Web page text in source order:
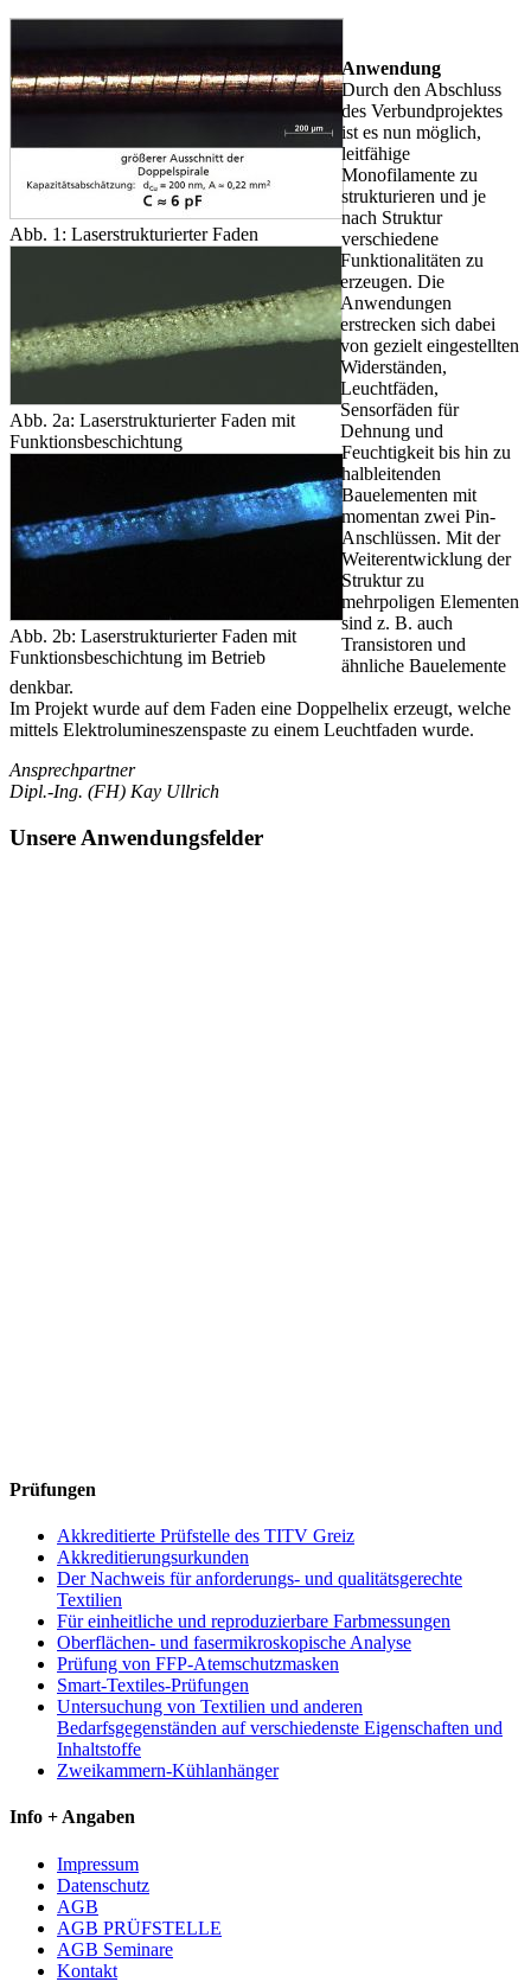
Abb. 1: Laserstrukturierter Faden
Abb. 2a: Laserstrukturierter Faden mit
Funktionsbeschichtung
Abb. 2b: Laserstrukturierter Faden mit
Funktionsbeschichtung im Betrieb
Anwendung
Durch den Abschluss
des Verbundprojektes
ist es nun möglich,
leitfähige
Monofilamente zu
strukturieren und je
nach Struktur
verschiedene
Funktionalitäten zu
erzeugen. Die
Anwendungen
erstrecken sich dabei
von gezielt eingestellten
Widerständen,
Leuchtfäden,
Sensorfäden für
Dehnung und
Feuchtigkeit bis hin zu
halbleitenden
Bauelementen mit
momentan zwei Pin-
Anschlüssen. Mit der
Weiterentwicklung der
Struktur zu
mehrpoligen Elementen
sind z. B. auch
Transistoren und
ähnliche Bauelemente
denkbar.
Im Projekt wurde auf dem Faden eine Doppelhelix erzeugt, welche
mittels Elektrolumineszenspaste zu einem Leuchtfaden wurde.
Ansprechpartner
Dipl.-Ing. (FH) Kay Ullrich
Unsere Anwendungsfelder
Prüfungen
Akkreditierte Prüfstelle des TITV Greiz
Akkreditierungsurkunden
Der Nachweis für anforderungs- und qualitätsgerechte
Textilien
Für einheitliche und reproduzierbare Farbmessungen
Oberflächen- und fasermikroskopische Analyse
Prüfung von FFP-Atemschutzmasken
Smart-Textiles-Prüfungen
Untersuchung von Textilien und anderen
Bedarfsgegenständen auf verschiedenste Eigenschaften und
Inhaltstoffe
Zweikammern-Kühlanhänger
Info + Angaben
Impressum
Datenschutz
AGB
AGB PRÜFSTELLE
AGB Seminare
Kontakt